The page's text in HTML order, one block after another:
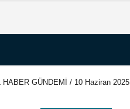
HABER GÜNDEMİ / 10 Haziran 2025